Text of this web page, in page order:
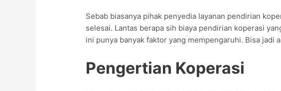
Sebab biasanya pihak penyedia layanan pendirian
selesai. Lantas berapa sih biaya pendirian koperasi
ini punya banyak faktor yang mempengaruhi. Bisa jadi
Pengertian Koperasi